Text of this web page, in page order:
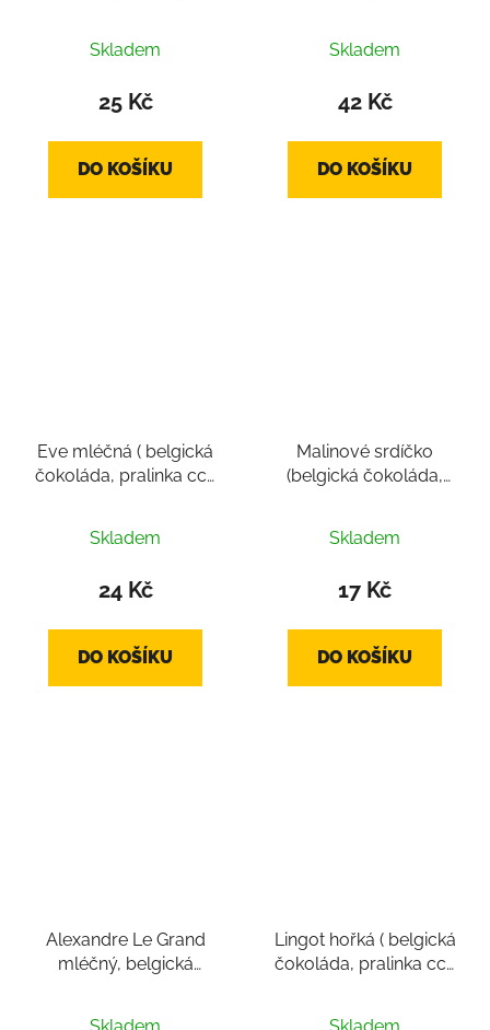
Skladem
25 Kč
DO KOŠÍKU
Skladem
42 Kč
DO KOŠÍKU
Eve mléčná ( belgická
čokoláda, pralinka cca
hodnocení
produktu
z
Skladem
24 Kč
DO KOŠÍKU
Malinové srdíčko
(belgická čokoláda,
Skladem
17 Kč
DO KOŠÍKU
Alexandre Le Grand
mléčný, belgická
Skladem
Lingot hořká ( belgická
čokoláda, pralinka cca
Skladem